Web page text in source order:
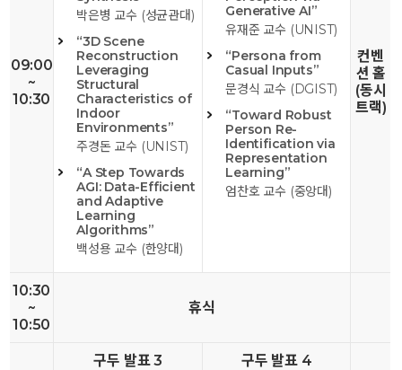
09:00
~
10:30
컨벤
션 홀
(동시
트랙)
박은병 교수 (성균관대)
“3D Scene
Reconstruction
Leveraging
Structural
Characteristics of
Indoor
Environments”
주경돈 교수 (UNIST)
“A Step Towards
AGI: Data-Efficient
and Adaptive
Learning
Algorithms”
백성용 교수 (한양대)
Generative AI”
유재준 교수 (UNIST)
“Persona from
Casual Inputs”
문경식 교수 (DGIST)
“Toward Robust
Person Re-
Identification via
Representation
Learning”
엄찬호 교수 (중앙대)
10:30
~
10:50
휴식
구두 발표 3 구두 발표 4